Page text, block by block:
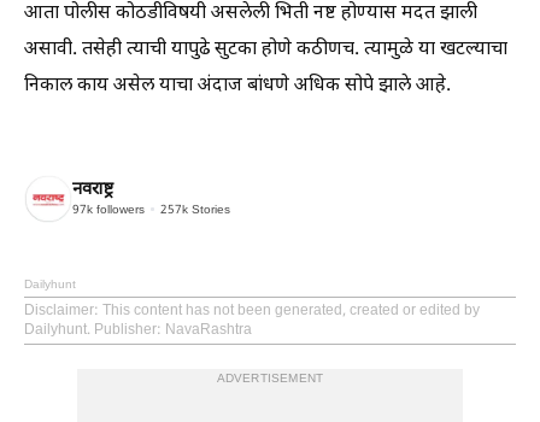
आता पोलीस कोठडीविषयी असलेली भिती नष्ट होण्यास मदत झाली
असावी. तसेही त्याची यापुढे सुटका होणे कठीणच. त्यामुळे या खटल्याचा
निकाल काय असेल याचा अंदाज बांधणे अधिक सोपे झाले आहे.
नवराष्ट्र
97k followers 257k Stories
Dailyhunt
Disclaimer: This content has not been generated, created or edited by
Dailyhunt. Publisher: NavaRashtra
ADVERTISEMENT